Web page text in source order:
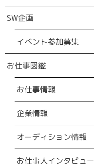
SW企画
イベント参加募集
お仕事図鑑
お仕事情報
企業情報
オーディション情報
お仕事人インタビュー